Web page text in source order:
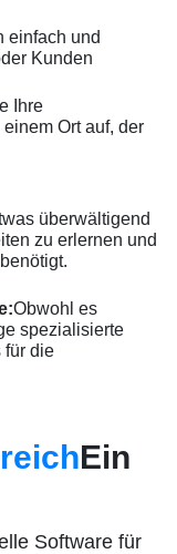
einfach und
Kunden
Ihre
Ort auf, der
überwältigend
zu erlernen und
Obwohl es
spezialisierte
für die
Ein
Software für